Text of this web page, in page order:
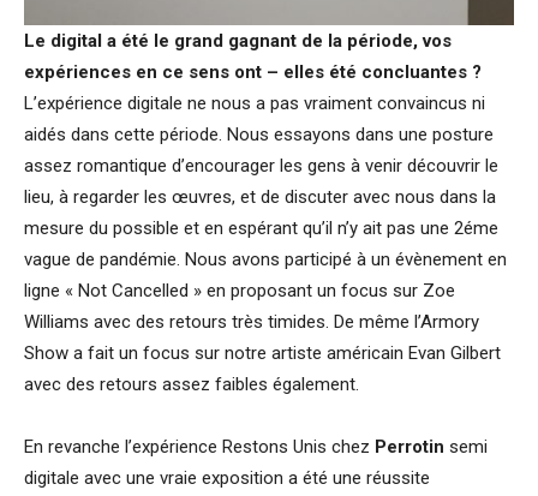
Le digital a été le grand gagnant de la période, vos
expériences en ce sens ont – elles été concluantes ?
L’expérience digitale ne nous a pas vraiment convaincus ni
aidés dans cette période. Nous essayons dans une posture
assez romantique d’encourager les gens à venir découvrir le
lieu, à regarder les œuvres, et de discuter avec nous dans la
mesure du possible et en espérant qu’il n’y ait pas une 2éme
vague de pandémie. Nous avons participé à un évènement en
ligne « Not Cancelled » en proposant un focus sur Zoe
Williams avec des retours très timides. De même l’Armory
Show a fait un focus sur notre artiste américain Evan Gilbert
avec des retours assez faibles également.
En revanche l’expérience Restons Unis chez Perrotin semi
digitale avec une vraie exposition a été une réussite